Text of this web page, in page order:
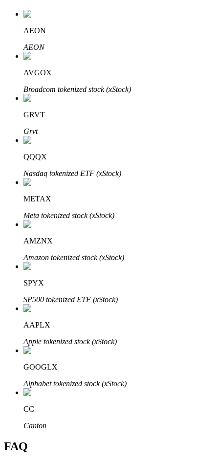
Auto Invest
Grijp langetermijnwinst en flexibele belangen
Leer staken
Meer informatie over het verdienen van passief inkomen
Bitrue
Tot 65% commissies!
AEON
AEON
AVGOX
Broadcom tokenized stock (xStock)
GRVT
Grvt
QQQX
Nasdaq tokenized ETF (xStock)
METAX
Meta tokenized stock (xStock)
AMZNX
Amazon tokenized stock (xStock)
SPYX
SP500 tokenized ETF (xStock)
AAPLX
Apple tokenized stock (xStock)
GOOGLX
Alphabet tokenized stock (xStock)
CC
Canton
FAQ